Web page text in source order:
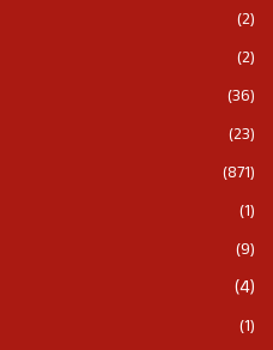
(2)
(2)
(36)
(23)
(871)
(1)
(9)
(4)
(1)